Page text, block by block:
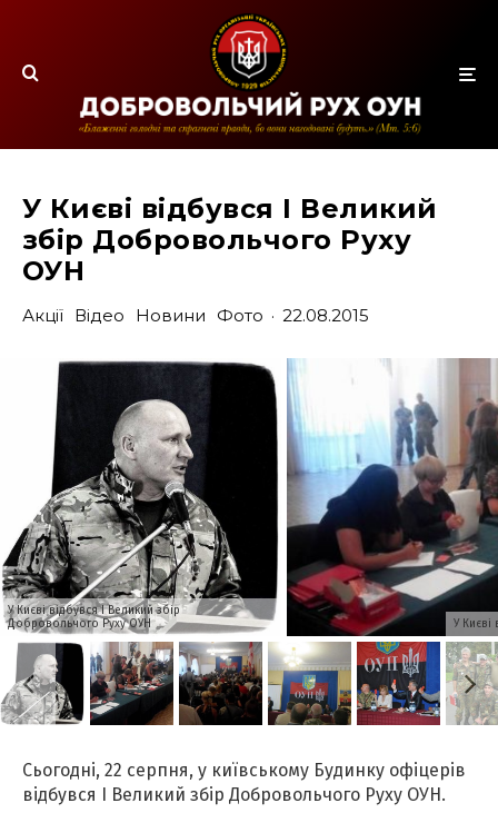
У Києві відбувся І Великий
збір Добровольчого Руху
ОУН
Акції Відео Новини Фото · 22.08.2015
У Києві відбувся І Великий збір
Добровольчого Руху ОУН
У Києві
Сьогодні, 22 серпня, у київському Будинку офіцерів
відбувся І Великий збір Добровольчого Руху ОУН.